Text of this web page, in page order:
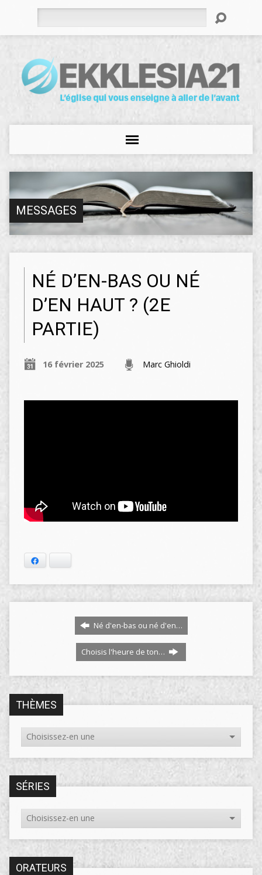
MESSAGES
NÉ D’EN-BAS OU NÉ
D’EN HAUT ? (2E
PARTIE)
16 février 2025 Marc Ghioldi
Né d'en-bas ou né d'en…
Choisis l'heure de ton…
THÈMES
SÉRIES
ORATEURS